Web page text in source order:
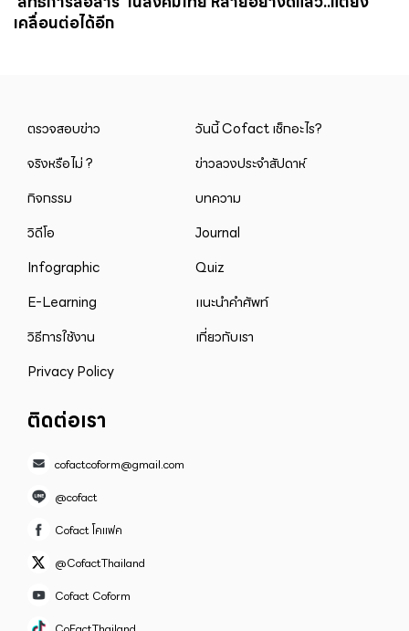
เคลื่อนต่อได้อีก
ตรวจสอบข่าว
วันนี้ Cofact เช็กอะไร?
จริงหรือไม่ ?
ข่าวลวงประจำสัปดาห์
กิจกรรม
บทความ
วิดีโอ
Journal
Infographic
Quiz
E-Learning
แนะนำคำศัพท์
วิธีการใช้งาน
เกี่ยวกับเรา
Privacy Policy
ติดต่อเรา
cofactcoform@gmail.com
@cofact
Cofact โคแฟค
@CofactThailand
Cofact Coform